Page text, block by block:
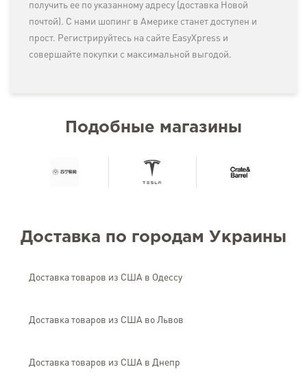
получить ее по указанному адресу (доставка Новой
почтой). С нами шопинг в Америке станет доступен и
прост. Регистрируйтесь на сайте EasyXpress и
совершайте покупки с максимальной выгодой.
Подобные магазины
Доставка по городам Украины
Доставка товаров из США в Одессу
Доставка товаров из США во Львов
Доставка товаров из США в Днепр